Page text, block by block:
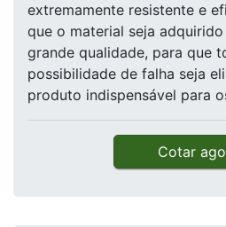
extremamente resistente e
que o material seja
grande qualidade, para que
possibilidade de falha seja
produto indispensável para
Cotar